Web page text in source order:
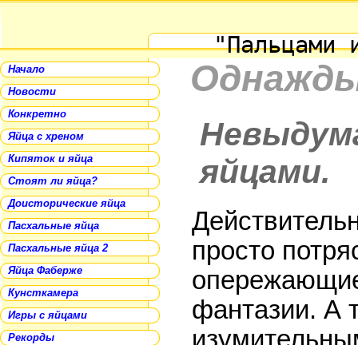
Начало
Новости
Конкретно
Яйца с хреном
Кипяток и яйца
Стоят ли яйца?
Доисторические яйца
Пасхальные яйца
Пасхальные яйца 2
Яйца Фаберже
Кунсткамера
Игры с яйцами
Рекорды
яйцами.
просто
фантазии. А